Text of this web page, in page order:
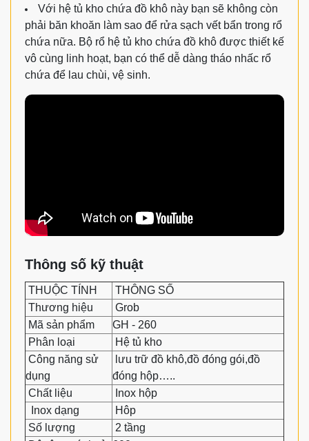
Với hệ tủ kho chứa đồ khô này bạn sẽ không còn
phải băn khoăn làm sao để rửa sạch vết bẩn trong rổ
chứa nữa. Bộ rổ hệ tủ kho chứa đồ khô được thiết kế
vô cùng linh hoạt, bạn có thể dễ dàng tháo nhấc rổ
chứa để lau chùi, vệ sinh.
Thông số kỹ thuật
THUỘC TÍNH
THÔNG SỐ
Thương hiệu
Grob
Mã sản phẩm
GH - 260
Phân loại
Hệ tủ kho
Công năng sử
dụng
lưu trữ đồ khô,đồ đóng gói,đồ
đóng hộp…..
Chất liệu
Inox hộp
Inox dạng
Hôp
Số lượng
2 tầng